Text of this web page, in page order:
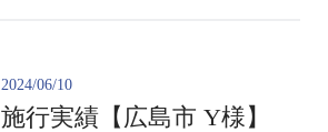
2024/06/10
施行実績【広島市 Y様】